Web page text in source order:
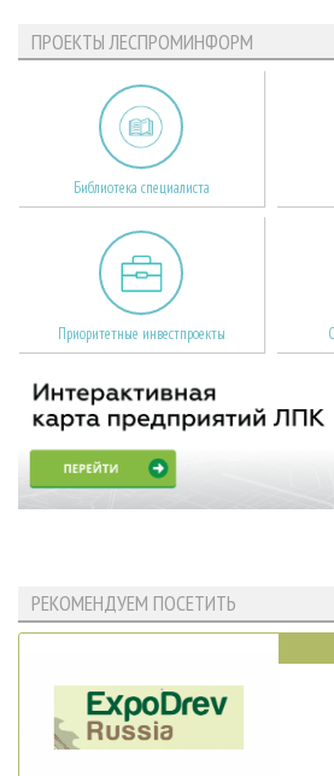
ПРОЕКТЫ ЛЕСПРОМИНФОРМ
Библиотека специалиста
Приоритетные инвестпроекты
РЕКОМЕНДУЕМ ПОСЕТИТЬ